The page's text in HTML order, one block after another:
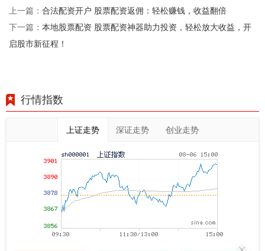
上一篇： 合法配资开户 股票配资返佣：轻松赚钱，收益翻倍
下一篇： 本地股票配资 股票配资神器助力投资，轻松放大收益，开
启股市新征程！
行情指数
上证走势 深证走势 创业走势